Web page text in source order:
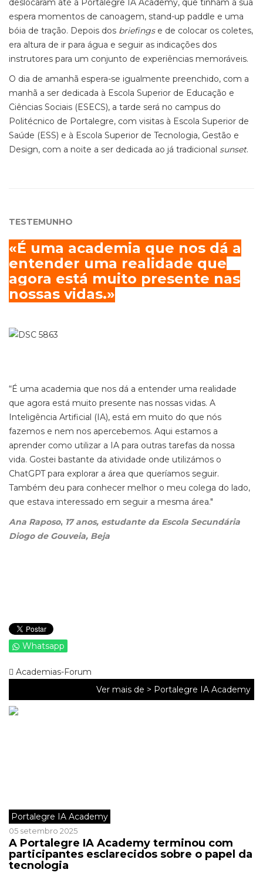
deslocaram até à Portalegre IA Academy, que tinham à sua
espera momentos de canoagem, stand-up paddle e uma
bóia de tração. Depois dos briefingse de colocar os coletes,
era altura de ir para água e seguir as indicações dos
instrutores para um conjunto de experiências memoráveis.
O dia de amanhã espera-se igualmente preenchido, com a
manhã a ser dedicada à Escola Superior de Educação e
Ciências Sociais (ESECS), a tarde será no campus do
Politécnico de Portalegre, com visitas à Escola Superior de
Saúde (ESS) e à Escola Superior de Tecnologia, Gestão e
Design, com a noite a ser dedicada ao já tradicional sunset.
TESTEMUNHO
«É uma academia que nos dá a
entender uma realidade que
agora está muito presente nas
nossas vidas.»
“É uma academia que nos dá a entender uma realidade
que agora está muito presente nas nossas vidas. A
Inteligência Artificial (IA), está em muito do que nós
fazemos e nem nos apercebemos. Aqui estamos a
aprender como utilizar a IA para outras tarefas da nossa
vida. Gostei bastante da atividade onde utilizámos o
ChatGPT para explorar a área que queríamos seguir.
Também deu para conhecer melhor o meu colega do lado,
que estava interessado em seguir a mesma área."
Ana Raposo, 17 anos, estudante da Escola Secundária
Diogo de Gouveia, Beja
Whatsapp
Academias-Forum
Ver mais de > Portalegre IA Academy
Portalegre IA Academy
05 setembro 2025
A Portalegre IA Academy terminou com
participantes esclarecidos sobre o papel da
tecnologia